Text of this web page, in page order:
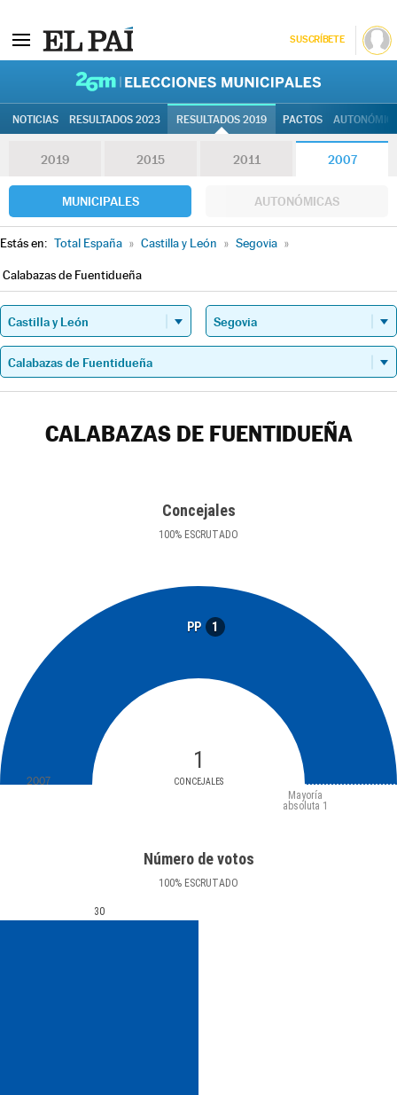
SUSCRÍBETE
NOTICIAS RESULTADOS 2023 RESULTADOS 2019 PACTOS
2019 2015 2011 2007
MUNICIPALES AUTONÓMICAS
Estás en: Total España » Castilla y León » Segovia »
Calabazas de Fuentidueña
CALABAZAS DE FUENTIDUEÑA
Concejales
100% ESCRUTADO
PP 1
1
CONCEJALES
Mayoría
absoluta 1
2007
Número de votos
100% ESCRUTADO
30